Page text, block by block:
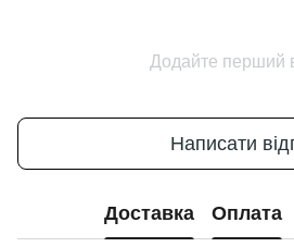
Додайте перший
Написати
Доставка Оплата